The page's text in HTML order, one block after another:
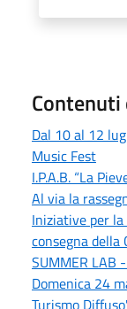
Dal 10 al 12
Music Fest
I.P.A.B. “La
Al via la
Iniziative per
consegna
SUMMER LAB
Domenica 24
Turismo